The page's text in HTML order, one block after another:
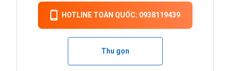
HOTLINE TOÀN QUỐC: 0938119439
Thu gọn